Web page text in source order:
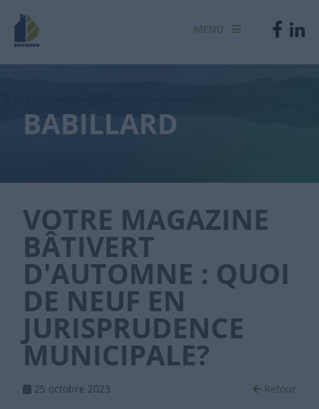
MENU
BABILLARD
VOTRE MAGAZINE
BÂTIVERT
D'AUTOMNE : QUOI
DE NEUF EN
JURISPRUDENCE
MUNICIPALE?
25 octobre 2023 Retour